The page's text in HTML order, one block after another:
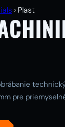
› Plast
pre